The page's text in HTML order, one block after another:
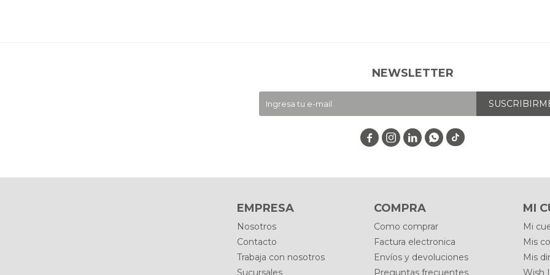
EMPRESA
Nosotros
Contacto
Trabaja con nosotros
Sucursales
COMPRA
Como comprar
Factura electronica
Envíos y devoluciones
Preguntas frecuentes
MI
Mi
Mis
Mis
Wish
NEWSLETTER
   